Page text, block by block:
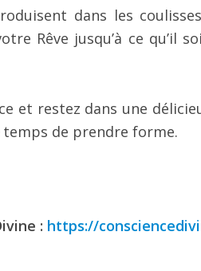
dans les
Rêve jusqu’à ce qu’il
et restez dans une
temps de prendre forme.
: https://